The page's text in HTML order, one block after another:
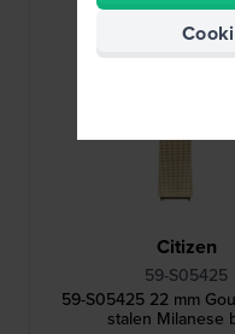
Citizen
59-S05425
59-S05425 22 mm
stalen Milanese